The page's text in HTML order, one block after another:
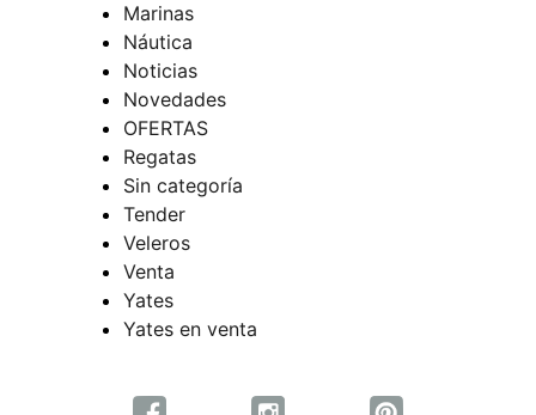
Marinas
Náutica
Noticias
Novedades
OFERTAS
Regatas
Sin categoría
Tender
Veleros
Venta
Yates
Yates en venta